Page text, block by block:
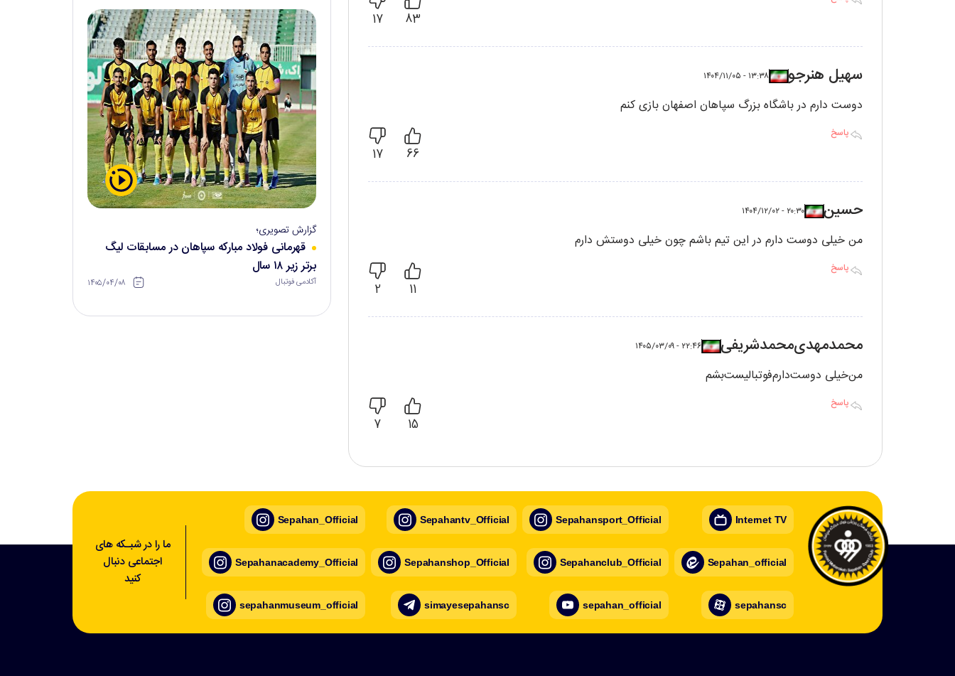
17 83
سهیل هنرجو ۱۳:۳۸ - ۱۴۰۴/۱۱/۰۵
دوست دارم در باشگاه بزرگ سپاهان اصفهان بازی کنم
پاسخ
17 66
حسین ۲۰:۳۰ - ۱۴۰۴/۱۲/۰۲
من خیلی دوست دارم در این تیم باشم چون خیلی دوستش دارم
پاسخ
2 11
محمد‌مهدی‌محمد‌شریفی ۲۲:۴۶ - ۱۴۰۵/۰۳/۰۹
من‌خیلی ‌دوست‌دارم‌فوتبالیست‌بشم
پاسخ
7 15
گزارش تصویری؛
قهرمانی فولاد مبارکه سپاهان در مسابقات لیگ
برتر زیر ۱۸ سال
آکادمی فوتبال ۱۴۰۵/۰۴/۰۸
ما را در شبـکه های
اجتماعی دنبال
کنید
Sepahan_Official
Sepahanacademy_Official
sepahanmuseum_official
Sepahantv_Official
Sepahanshop_Official
simayesepahansc
Sepahansport_Official
Sepahanclub_Official
sepahan_official
Internet TV
Sepahan_official
sepahansc